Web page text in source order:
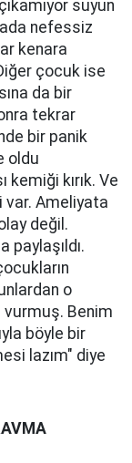
suyun
nefessiz
kenara
çocuk ise
da bir
tekrar
bir panik
oldu
kırık. Ve
Ameliyata
değil.
paylaşıldı.
o
vurmuş. Benim
böyle bir
lazım" diye